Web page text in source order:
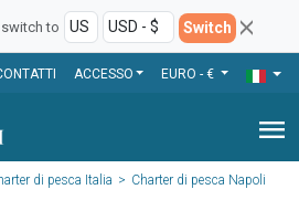
to Switch
ACCESSO EURO - €
menu
di pesca Italia Charter di pesca Napoli